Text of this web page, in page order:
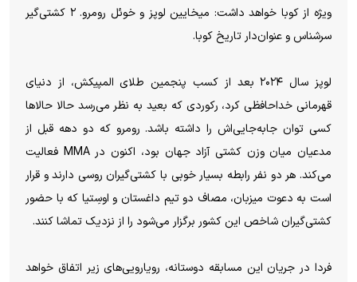
ویژه از کوبا خواهد داشت: میخایین لوپز و خوئل رومرو. ۲ کشتی‎‌گیر
سرشناس و عنوان‌دار تاریخ کوبا.
لوپز سال ۲۰۲۴ بعد از کسب پنجمین طلای المپیکش، از دنیای
قهرمانی خداحافظی کرد، رکوردی که بعید به نظر می‌رسد حالا حالا‌ها
کسی توان جابه‌جایی‌اش را داشته باشد. رومرو که دو دهه قبل از
مدعیان میان وزن کشتی آزاد جهان بود، اکنون در MMA فعالیت
می‌کند. هر دو نفر رابطه بسیار خوبی با کشتی‌گیران روسی دارند و قرار
است به دعوت میزبان، مصاف دو تیم داغستان و اوسِتیا که با حضور
کشتی‌گیران شاخص این کشور برگزار می‎‌شود را از نزدیک تماشا کنند.
فردا در جریان این مسابقه دوستانه، رویارویی‌های زیر اتفاق خواهد